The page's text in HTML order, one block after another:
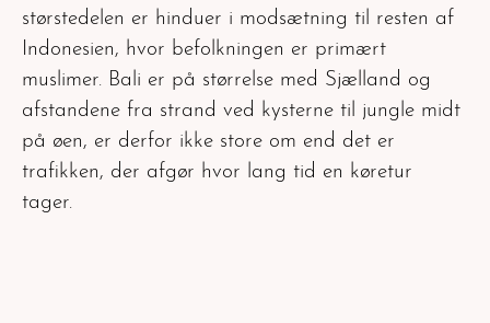
størstedelen er hinduer i modsætning til resten af
Indonesien, hvor befolkningen er primært
muslimer. Bali er på størrelse med Sjælland og
afstandene fra strand ved kysterne til jungle midt
på øen, er derfor ikke store om end det er
trafikken, der afgør hvor lang tid en køretur
tager.